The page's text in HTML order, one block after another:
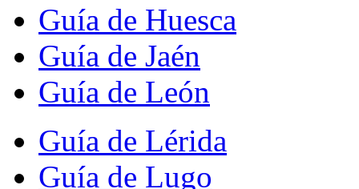
Guía de Huesca
Guía de Jaén
Guía de León
Guía de Lérida
Guía de Lugo